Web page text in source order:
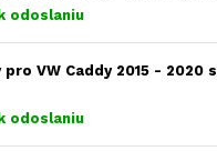
odoslaniu
VW Caddy 2015 - 2020
odoslaniu